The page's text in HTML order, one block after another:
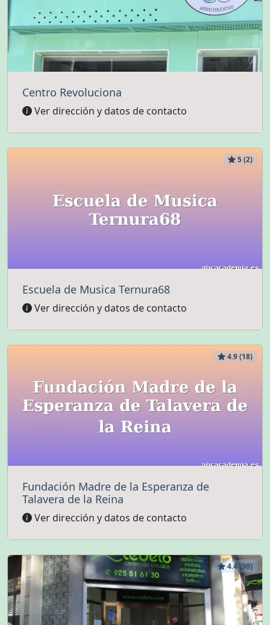
Centro Revoluciona
Ver dirección y datos de contacto
5 (2)
Escuela de Musica Ternura68
Ver dirección y datos de contacto
4.9 (18)
Fundación Madre de la Esperanza de
Talavera de la Reina
Ver dirección y datos de contacto
4.4 (30)